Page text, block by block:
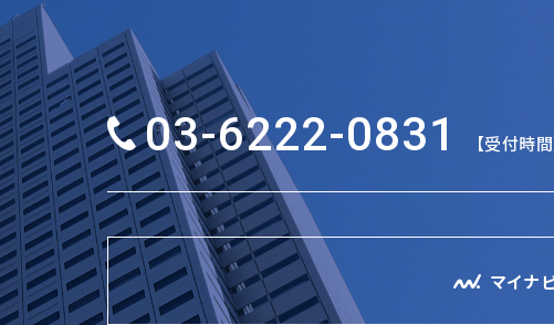
03-6222-0831 【受付時
マイナ